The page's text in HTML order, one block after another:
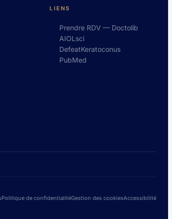
LIENS
Prendre RDV — Doctolib
AIOLsci
DefeatKeratoconus
PubMed
Politique de confidentialitéGestion des cookiesAccessibilité